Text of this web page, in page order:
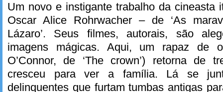
Um novo e instigante trabalho da cineasta
Oscar Alice Rohrwacher – de ‘As
Lázaro’. Seus filmes, autorais, são
imagens mágicas. Aqui, um rapaz de
O’Connor, de ‘The crown’) retorna de
cresceu para ver a família. Lá se
delinquentes que furtam tumbas antigas